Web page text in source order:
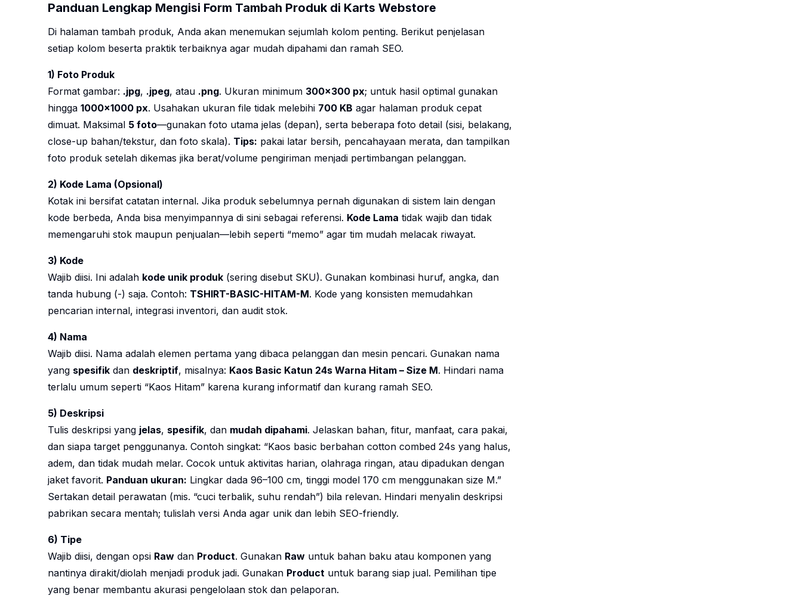
Panduan Lengkap Mengisi Form Tambah Produk di Karts Webstore
Di halaman tambah produk, Anda akan menemukan sejumlah kolom penting. Berikut penjelasan
setiap kolom beserta praktik terbaiknya agar mudah dipahami dan ramah SEO.
1) Foto Produk
Format gambar: .jpg, .jpeg, atau .png. Ukuran minimum 300×300 px; untuk hasil optimal gunakan
hingga 1000×1000 px. Usahakan ukuran file tidak melebihi 700 KB agar halaman produk cepat
dimuat. Maksimal 5 foto—gunakan foto utama jelas (depan), serta beberapa foto detail (sisi, belakang,
close-up bahan/tekstur, dan foto skala). Tips: pakai latar bersih, pencahayaan merata, dan tampilkan
foto produk setelah dikemas jika berat/volume pengiriman menjadi pertimbangan pelanggan.
2) Kode Lama (Opsional)
Kotak ini bersifat catatan internal. Jika produk sebelumnya pernah digunakan di sistem lain dengan
kode berbeda, Anda bisa menyimpannya di sini sebagai referensi. Kode Lama tidak wajib dan tidak
memengaruhi stok maupun penjualan—lebih seperti “memo” agar tim mudah melacak riwayat.
3) Kode
Wajib diisi. Ini adalah kode unik produk (sering disebut SKU). Gunakan kombinasi huruf, angka, dan
tanda hubung (-) saja. Contoh: TSHIRT-BASIC-HITAM-M. Kode yang konsisten memudahkan
pencarian internal, integrasi inventori, dan audit stok.
4) Nama
Wajib diisi. Nama adalah elemen pertama yang dibaca pelanggan dan mesin pencari. Gunakan nama
yang spesifik dan deskriptif, misalnya: Kaos Basic Katun 24s Warna Hitam – Size M. Hindari nama
terlalu umum seperti “Kaos Hitam” karena kurang informatif dan kurang ramah SEO.
5) Deskripsi
Tulis deskripsi yang jelas, spesifik, dan mudah dipahami. Jelaskan bahan, fitur, manfaat, cara pakai,
dan siapa target penggunanya. Contoh singkat: “Kaos basic berbahan cotton combed 24s yang halus,
adem, dan tidak mudah melar. Cocok untuk aktivitas harian, olahraga ringan, atau dipadukan dengan
jaket favorit. Panduan ukuran: Lingkar dada 96–100 cm, tinggi model 170 cm menggunakan size M.”
Sertakan detail perawatan (mis. “cuci terbalik, suhu rendah”) bila relevan. Hindari menyalin deskripsi
pabrikan secara mentah; tulislah versi Anda agar unik dan lebih SEO-friendly.
6) Tipe
Wajib diisi, dengan opsi Raw dan Product. Gunakan Raw untuk bahan baku atau komponen yang
nantinya dirakit/diolah menjadi produk jadi. Gunakan Product untuk barang siap jual. Pemilihan tipe
yang benar membantu akurasi pengelolaan stok dan pelaporan.